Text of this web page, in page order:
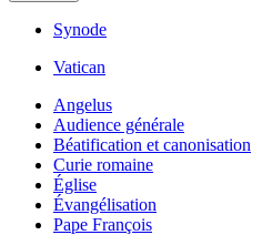
Synode
Vatican
Angelus
Audience générale
Béatification et canonisation
Curie romaine
Église
Évangélisation
Pape François